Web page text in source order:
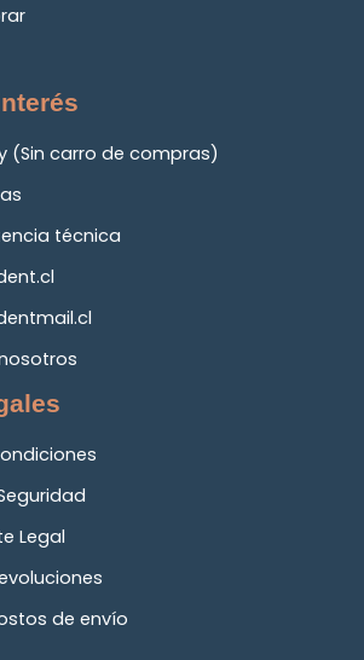
(Sin carro de compras)
técnica
Legal
de envío